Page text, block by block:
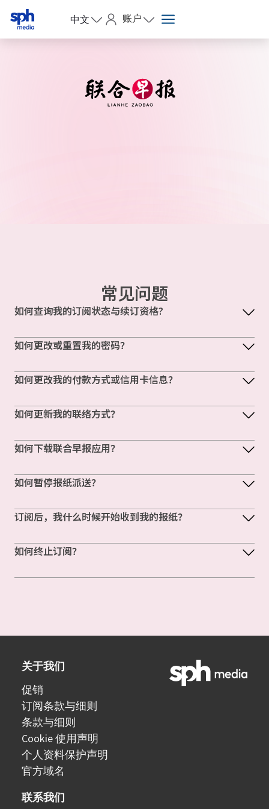
中文 账户
常见问题
如何查询我的订阅状态与续订资格?
如何更改或重置我的密码？
如何更改我的付款方式或信用卡信息？
如何更新我的联络方式？
如何下载联合早报应用？
如何暂停报纸派送？
订阅后，我什么时候开始收到我的报纸？
如何终止订阅？
关于我们
促销
订阅条款与细则
条款与细则
Cookie 使用声明
个人资料保护声明
官方域名
联系我们